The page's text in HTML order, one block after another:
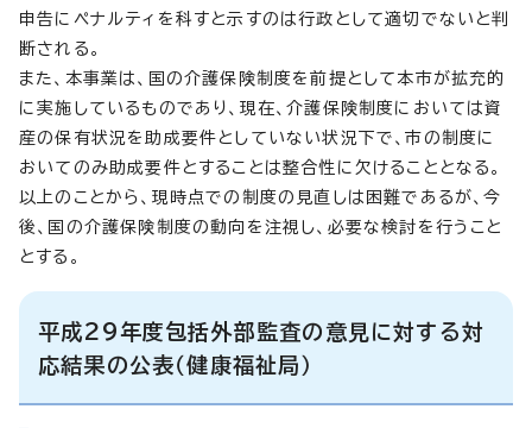
申告にペナルティを科すと示すのは行政として適切でないと判
断される。
また、本事業は、国の介護保険制度を前提として本市が拡充的
に実施しているものであり、現在、介護保険制度においては資
産の保有状況を助成要件としていない状況下で、市の制度に
おいてのみ助成要件とすることは整合性に欠けることとなる。
以上のことから、現時点での制度の見直しは困難であるが、今
後、国の介護保険制度の動向を注視し、必要な検討を行うこと
とする。
平成29年度包括外部監査の意見に対する対
応結果の公表（健康福祉局）